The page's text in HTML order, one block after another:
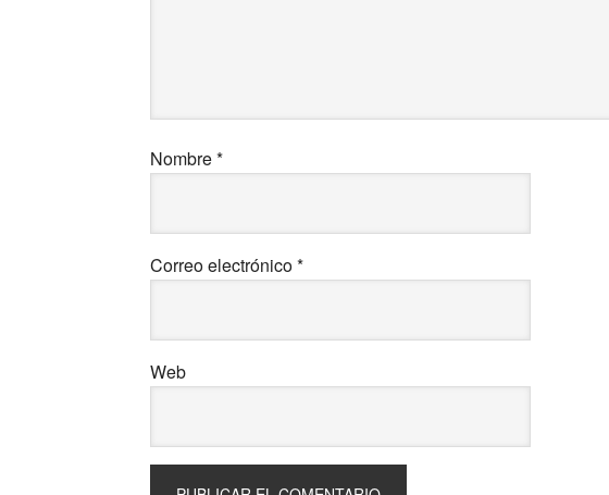
Nombre*
Correo electrónico*
Web